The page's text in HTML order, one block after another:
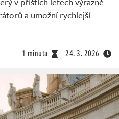
a umožní rychlejší
1 minuta 24. 3. 2026